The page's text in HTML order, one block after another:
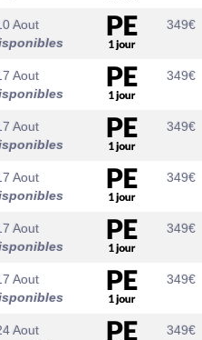
Aout
349€
Aout
349€
Aout
349€
Aout
349€
Aout
349€
Aout
349€
Aout
349€